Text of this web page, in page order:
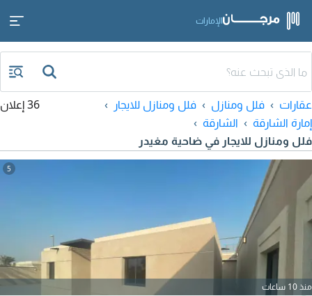
الإمارات
عقارات فلل ومنازل
فلل ومنازل للايجار
إمارة الشارقة
الشارقة
فلل ومنازل للايجار في ضاحية مغيدر
36 إعلان
5
منذ 10 ساعات